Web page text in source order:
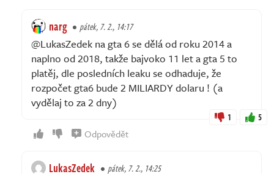
narg pátek, 7. 2., 14:17
@LukasZedek na gta 6 se dělá od roku 2014 a
naplno od 2018, takže bajvoko 11 let a gta 5 to
platěj, dle posledních leaku se odhaduje, že
rozpočet gta6 bude 2 MILIARDY dolaru ! (a
vydělaj to za 2 dny)
1 5
Odpovědět
LukasZedek pátek, 7. 2., 14:25